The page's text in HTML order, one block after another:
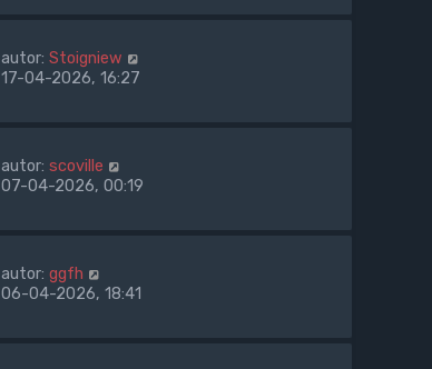
autor: Stoigniew
17-04-2026, 16:27
autor: scoville
07-04-2026, 00:19
autor: ggfh
06-04-2026, 18:41